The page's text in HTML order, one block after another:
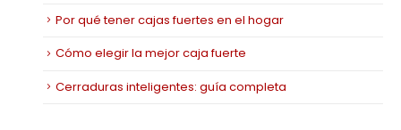
Por qué tener cajas fuertes en el hogar
Cómo elegir la mejor caja fuerte
Cerraduras inteligentes: guía completa